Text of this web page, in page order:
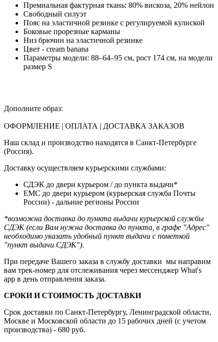
Премиальная фактурная ткань: 80% вискоза, 20% нейлон
Свободный силуэт
Пояс на эластичной резинке с регулируемой кулиской
Боковые прорезные карманы
Низ брючин на эластичной резинке
Цвет - cream banana
Параметры модели: 88–64–95 см, рост 174 см, на модели
размер S
Дополните образ:
ОФОРМЛЕНИЕ | ОПЛАТА | ДОСТАВКА ЗАКАЗОВ
Наш склад и производство находятся в Санкт-Петербурге
(Россия).
Доставку осуществляем курьерскими службами:
СДЭК до двери курьером / до пункта выдачи*
ЕМС до двери курьером (курьерская служба Почты
России) - дальние регионы России
*возможна доставка до пункта выдачи курьерской службы
СДЭК (если Вам нужна доставка до пункта, в графе "Адрес"
необходимо указать удобный пункт выдачи с пометкой
"пункт выдачи СДЭК").
При передаче Вашего заказа в службу доставки мы направим
вам трек-номер для отслеживания через мессенджер What's
app в день отправления заказа.
СРОКИ И СТОИМОСТЬ ДОСТАВКИ
Срок доставки по Санкт-Петербургу, Ленинградской области,
Москве и Московской области до 15 рабочих дней (с учетом
производства) - 680 руб.